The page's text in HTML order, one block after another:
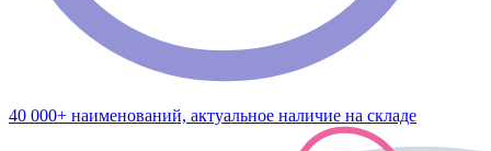
40 000+ наименований, актуальное наличие на складе